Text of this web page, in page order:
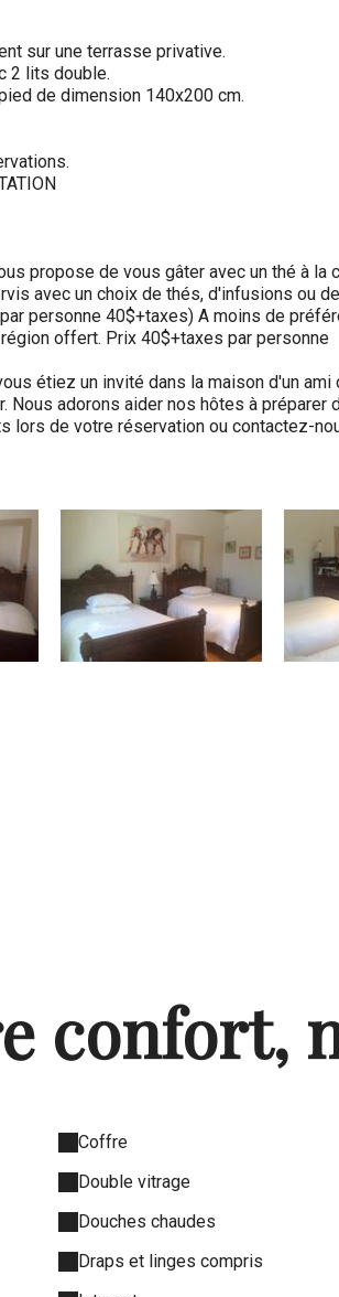
sur une terrasse privative.
2 lits double.
de dimension 140x200 cm.
propose de vous gâter avec un thé à
avec un choix de thés, d'infusions ou
personne 40$+taxes) A moins de
offert. Prix 40$+taxes par personne
étiez un invité dans la maison d'un
Nous adorons aider nos hôtes à
lors de votre réservation ou contactez-
confort,
Coffre
Double vitrage
Douches chaudes
Draps et linges compris